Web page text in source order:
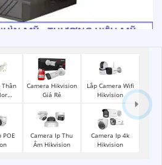
Thân
Camera Hikvision
Giá Rẻ
Lắp Camera Wifi
Hikvision
POE
Camera Ip Thu
Âm Hikvision
Camera Ip 4k
Hikvision